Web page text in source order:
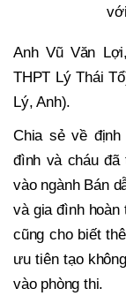
Anh Vũ Văn
THPT Lý Thái
Lý, Anh).
Chia sẻ về
đình và cháu đã
vào ngành Bán
và gia đình hoàn
cũng cho biết
ưu tiên tạo
vào phòng thi.